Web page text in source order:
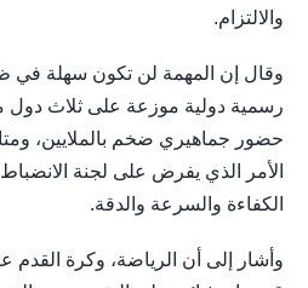
والالتزام.
رسمية دولية موزعة على ثلاث دول
حضور جماهيري ضخم بالملايين،
الأمر الذي يفرض على لجنة
الكفاءة والسرعة والدقة.
وأشار إلى أن الرياضة، وكرة